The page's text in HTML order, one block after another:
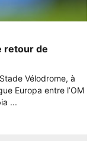
retour de
Vélodrome, à
Europa entre l’OM
...